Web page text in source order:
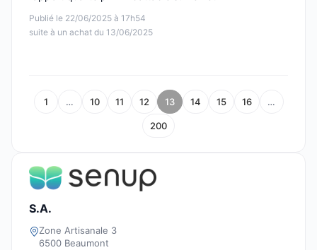
Publié le 22/06/2025 à 17h54
suite à un achat du 13/06/2025
1 … 10 11 12 13 14 15 16 …
200
S.A.
Zone Artisanale 3
6500 Beaumont